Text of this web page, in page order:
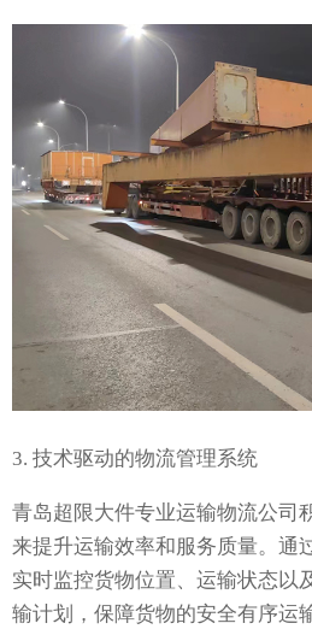
3. 技术驱动的物流管理系统
青岛超限大件专业运输物流公司
来提升运输效率和服务质量。通
实时监控货物位置、运输状态以
输计划，保障货物的安全有序运